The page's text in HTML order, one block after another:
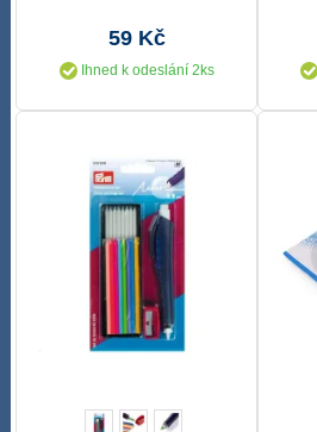
59 Kč
Ihned k odeslání 2ks